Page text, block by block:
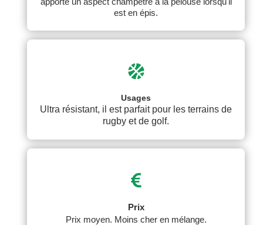
est en épis.
Usages
Ultra résistant, il est parfait pour les terrains de
rugby et de golf.
Prix
Prix moyen. Moins cher en mélange.